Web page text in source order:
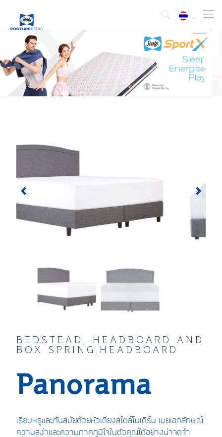
BEDSTEAD, HEADBOARD AND
BOX SPRING
HEADBOARD
Panorama
เรียบหรูและทันสมัยด้วยหัวเตียงสไตล์โมเดิร์น เผยเอกลักษณ์
ความสง่าและความภาคภูมิใจในตัวคุณได้อย่างน่าจดจำ